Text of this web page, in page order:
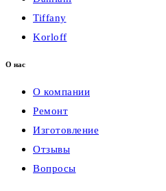
Tiffany
Korloff
О нас
О компании
Ремонт
Изготовление
Отзывы
Вопросы